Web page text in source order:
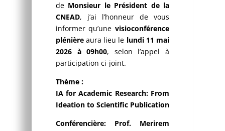
de Monsieur le Président de la
CNEAD, j’ai l’honneur de vous
informer qu’une visioconférence
plénièreaura lieu le lundi 11 mai
2026 à 09h00, selon l’appel à
participation ci-joint.
Thème :
IA for Academic Research: From
Ideation to Scientific Publication
Conférencière: Prof. Merirem